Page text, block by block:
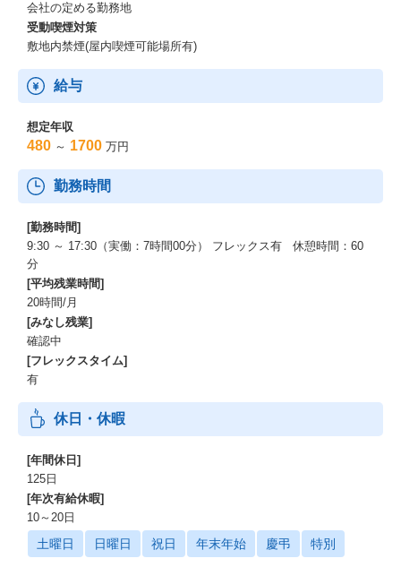
会社の定める勤務地
受動喫煙対策
敷地内禁煙(屋内喫煙可能場所有)
給与
想定年収
480 ～ 1700 万円
勤務時間
[勤務時間]
9:30 ～ 17:30（実働：7時間00分） フレックス有 休憩時間：60
分
[平均残業時間]
20時間/月
[みなし残業]
確認中
[フレックスタイム]
有
休日・休暇
[年間休日]
125日
[年次有給休暇]
10～20日
土曜日 日曜日 祝日 年末年始 慶弔 特別